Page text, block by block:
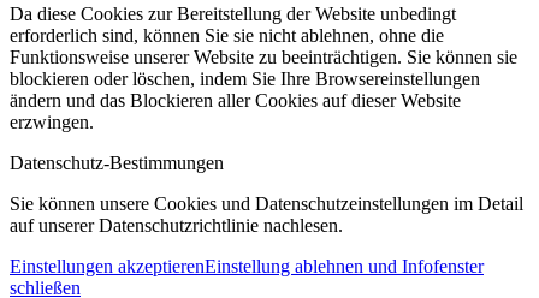
Da diese Cookies zur Bereitstellung der Website unbedingt
erforderlich sind, können Sie sie nicht ablehnen, ohne die
Funktionsweise unserer Website zu beeinträchtigen. Sie können sie
blockieren oder löschen, indem Sie Ihre Browsereinstellungen
ändern und das Blockieren aller Cookies auf dieser Website
erzwingen.
Datenschutz-Bestimmungen
Sie können unsere Cookies und Datenschutzeinstellungen im Detail
auf unserer Datenschutzrichtlinie nachlesen.
Einstellungen akzeptierenEinstellung ablehnen und Infofenster
schließen